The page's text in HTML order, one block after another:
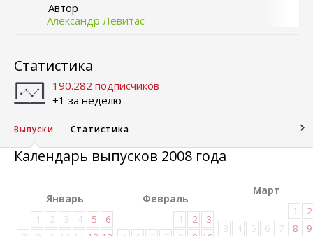
Автор
Александр Левитас
Статистика
190.282 подписчиков
+1 за неделю
Выпуски Статистика
Календарь выпусков 2008 года
Январь
1
2 3 4 5
6
Февраль
1
2
3
Март
1
2
3
4 5 6 7 8
9